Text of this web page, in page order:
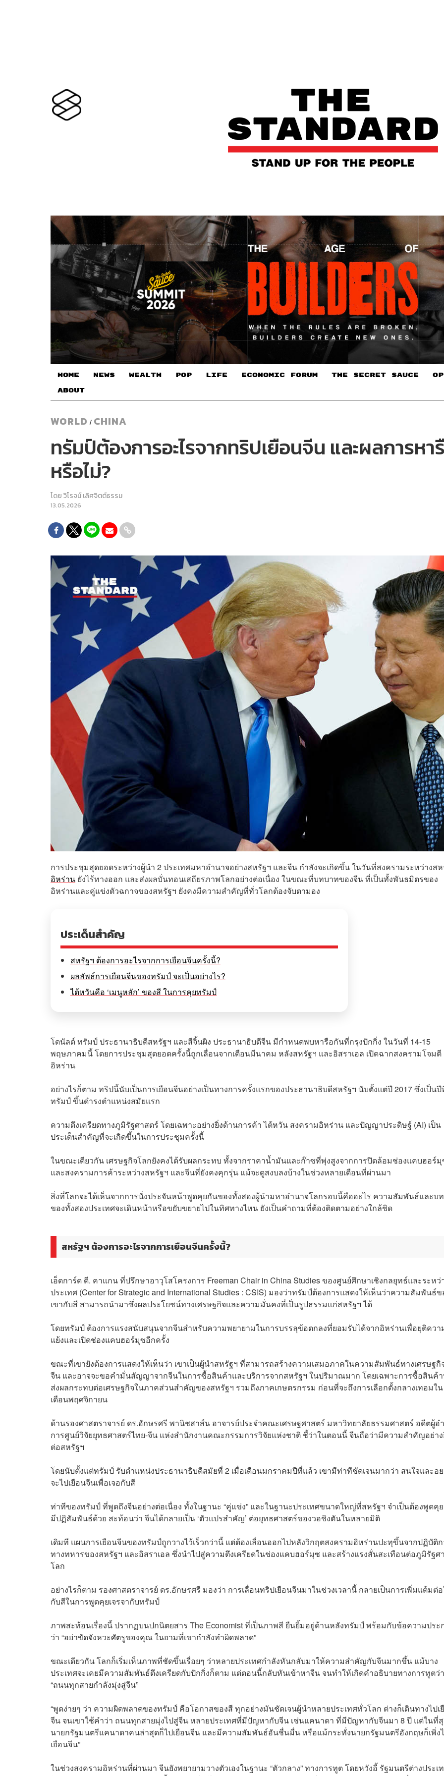
HOME NEWS WEALTH POP LIFE ECONOMIC FORUM THE SECRET SAUCE​
ABOUT
WORLD / CHINA
ทรัมป์ต้องการอะไรจากทริปเยือนจีน และผลการห
หรือไม่?
โดยวิโรจน์ เลิศจิตต์ธรรม
13.05.2026
การประชุมสุดยอดระหว่างผู้นำ 2 ประเทศมหาอำนาจอย่างสหรัฐฯ และจีน กำลังจะเกิดขึ้น ในวันที่สงครามระหว่างส
อิหร่าน ยังไร้ทางออก และส่งผลบั่นทอนเสถียรภาพโลกอย่างต่อเนื่อง ในขณะที่บทบาทของจีน ที่เป็นทั้งพันธมิตรของ
อิหร่านและคู่แข่งตัวฉกาจของสหรัฐฯ ยังคงมีความสำคัญที่ทั่วโลกต้องจับตามอง
ประเด็นสำคัญ
สหรัฐฯ ต้องการอะไรจากการเยือนจีนครั้งนี้?
ผลลัพธ์การเยือนจีนของทรัมป์ จะเป็นอย่างไร?
ไต้หวันคือ ‘เมนูหลัก’ ของสี ในการคุยทรัมป์
โดนัลด์ ทรัมป์ ประธานาธิบดีสหรัฐฯ และสีจิ้นผิง ประธานาธิบดีจีน มีกำหนดพบหารือกันที่กรุงปักกิ่ง ในวันที่ 14-15
พฤษภาคมนี้ โดยการประชุมสุดยอดครั้งนี้ถูกเลื่อนจากเดือนมีนาคม หลังสหรัฐฯ และอิสราเอล เปิดฉากสงครามโจมตี
อิหร่าน
อย่างไรก็ตาม ทริปนี้นับเป็นการเยือนจีนอย่างเป็นทางการครั้งแรกของประธานาธิบดีสหรัฐฯ นับตั้งแต่ปี 2017 ซึ่งเป็น
ทรัมป์ ขึ้นดำรงตำแหน่งสมัยแรก
ความตึงเครียดทางภูมิรัฐศาสตร์ โดยเฉพาะอย่างยิ่งด้านการค้า ไต้หวัน สงครามอิหร่าน และปัญญาประดิษฐ์ (AI) เป็น
ประเด็นสำคัญที่จะเกิดขึ้นในการประชุมครั้งนี้
ในขณะเดียวกัน เศรษฐกิจโลกยังคงได้รับผลกระทบ ทั้งจากราคาน้ำมันและก๊าซที่พุ่งสูงจากการปิดล้อมช่องแคบฮอร์
และสงครามการค้าระหว่างสหรัฐฯ และจีนที่ยังคงคุกรุ่น แม้จะดูสงบลงบ้างในช่วงหลายเดือนที่ผ่านมา
สิ่งที่โลกจะได้เห็นจากการนั่งประจันหน้าพูดคุยกันของทั้งสองผู้นำมหาอำนาจโลกรอบนี้คืออะไร ความสัมพันธ์และบ
ของทั้งสองประเทศจะเดินหน้าหรือขยับขยายไปในทิศทางไหน ยังเป็นคำถามที่ต้องติดตามอย่างใกล้ชิด
สหรัฐฯ ต้องการอะไรจากการเยือนจีนครั้งนี้?
เอ็ดการ์ด ดี. คาแกน ที่ปรึกษาอาวุโสโครงการ Freeman Chair in China Studies ของศูนย์ศึกษาเชิงกลยุทธ์และระหว่
ประเทศ (Center for Strategic and International Studies : CSIS) มองว่าทรัมป์ต้องการแสดงให้เห็นว่าความสัมพันธ์ข
เขากับสี สามารถนำมาซึ่งผลประโยชน์ทางเศรษฐกิจและความมั่นคงที่เป็นรูปธรรมแก่สหรัฐฯ ได้
โดยทรัมป์ ต้องการแรงสนับสนุนจากจีนสำหรับความพยายามในการบรรลุข้อตกลงที่ยอมรับได้จากอิหร่านเพื่อยุติคว
แย้งและเปิดช่องแคบฮอร์มุซอีกครั้ง
ขณะที่เขายังต้องการแสดงให้เห็นว่า เขาเป็นผู้นำสหรัฐฯ ที่สามารถสร้างความเสมอภาคในความสัมพันธ์ทางเศรษฐกิ
จีน และอาจจะขอคำมั่นสัญญาจากจีนในการซื้อสินค้าและบริการจากสหรัฐฯ ในปริมาณมาก โดยเฉพาะการซื้อสินค้
ส่งผลกระทบต่อเศรษฐกิจในภาคส่วนสำคัญของสหรัฐฯ รวมถึงภาคเกษตรกรรม ก่อนที่จะถึงการเลือกตั้งกลางเทอมใน
เดือนพฤศจิกายน
ด้านรองศาสตราจารย์ ดร.อักษรศรี พานิชสาส์น อาจารย์ประจำคณะเศรษฐศาสตร์ มหาวิทยาลัยธรรมศาสตร์ อดีตผู้อ
การศูนย์วิจัยยุทธศาสตร์ไทย-จีน แห่งสำนักงานคณะกรรมการวิจัยแห่งชาติ ชี้ว่าในตอนนี้ จีนถือว่ามีความสำคัญอย่าง
ต่อสหรัฐฯ
โดยนับตั้งแต่ทรัมป์ รับตำแหน่งประธานาธิบดีสมัยที่ 2 เมื่อเดือนมกราคมปีที่แล้ว เขามีท่าทีชัดเจนมากว่า สนใจและอ
จะไปเยือนจีนเพื่อเจอกับสี
ท่าทีของทรัมป์ ที่พูดถึงจีนอย่างต่อเนื่อง ทั้งในฐานะ “คู่แข่ง” และในฐานะประเทศขนาดใหญ่ที่สหรัฐฯ จำเป็นต้องพูดคุ
มีปฏิสัมพันธ์ด้วย สะท้อนว่า จีนได้กลายเป็น ‘ตัวแปรสำคัญ’ ต่อยุทธศาสตร์ของวอชิงตันในหลายมิติ
เดิมที แผนการเยือนจีนของทรัมป์ถูกวางไว้เร็วกว่านี้ แต่ต้องเลื่อนออกไปหลังวิกฤตสงครามอิหร่านปะทุขึ้นจากปฏิบัติ
ทางทหารของสหรัฐฯ และอิสราเอล ซึ่งนำไปสู่ความตึงเครียดในช่องแคบฮอร์มุซ และสร้างแรงสั่นสะเทือนต่อภูมิรัฐศ
โลก
อย่างไรก็ตาม รองศาสตราจารย์ ดร.อักษรศรี มองว่า การเลื่อนทริปเยือนจีนมาในช่วงเวลานี้ กลายเป็นการเพิ่มแต้มต่
กับสีในการพูดคุยเจรจากับทรัมป์
ภาพสะท้อนเรื่องนี้ ปรากฏบนปกนิตยสาร The Economist ที่เป็นภาพสี ยืนยิ้มอยู่ด้านหลังทรัมป์ พร้อมกับข้อความประ
ว่า “อย่าขัดจังหวะศัตรูของคุณ ในยามที่เขากำลังทำผิดพลาด”
ขณะเดียวกัน โลกก็เริ่มเห็นภาพที่ชัดขึ้นเรื่อยๆ ว่าหลายประเทศกำลังหันกลับมาให้ความสำคัญกับจีนมากขึ้น แม้บาง
ประเทศจะเคยมีความสัมพันธ์ตึงเครียดกับปักกิ่งก็ตาม แต่ตอนนี้กลับหันเข้าหาจีน จนทำให้เกิดคำอธิบายทางการทูตว่า
“ถนนทุกสายกำลังมุ่งสู่จีน”
“พูดง่ายๆ ว่า ความผิดพลาดของทรัมป์ คือโอกาสของสี ทุกอย่างมันชัดเจนผู้นำหลายประเทศทั่วโลก ต่างก็เดินทางไปเ
จีน จนเขาใช้คำว่า ถนนทุกสายมุ่งไปสู่จีน หลายประเทศที่มีปัญหากับจีน เช่นแคนาดา ที่มีปัญหากับจีนมา 8 ปี แต่ในที่
นายกรัฐมนตรีแคนาดาคนล่าสุดก็ไปเยือนจีน และมีความสัมพันธ์อันชื่นมื่น หรือแม้กระทั่งนายกรัฐมนตรีอังกฤษก็เพิ่ง
เยือนจีน”
ในช่วงสงครามอิหร่านที่ผ่านมา จีนยังพยายามวางตัวเองในฐานะ “ตัวกลาง” ทางการทูต โดยหวังอี้ รัฐมนตรีต่างประเ